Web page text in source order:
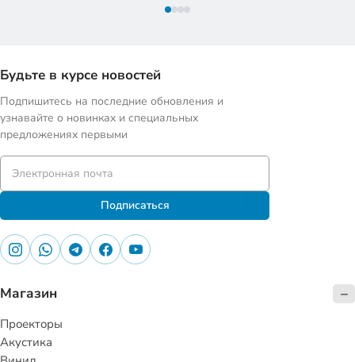
Будьте в курсе новостей
Подпишитесь на последние обновления и
узнавайте о новинках и специальных
предложениях первыми
Подписаться
Магазин
Проекторы
Акустика